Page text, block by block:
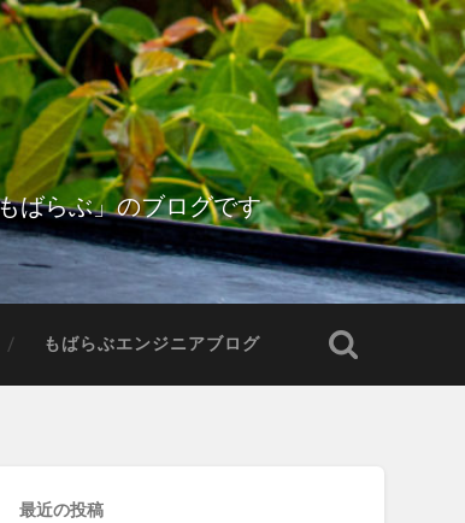
ばらぶ」のブログです
もばらぶエンジニアブログ
最近の投稿